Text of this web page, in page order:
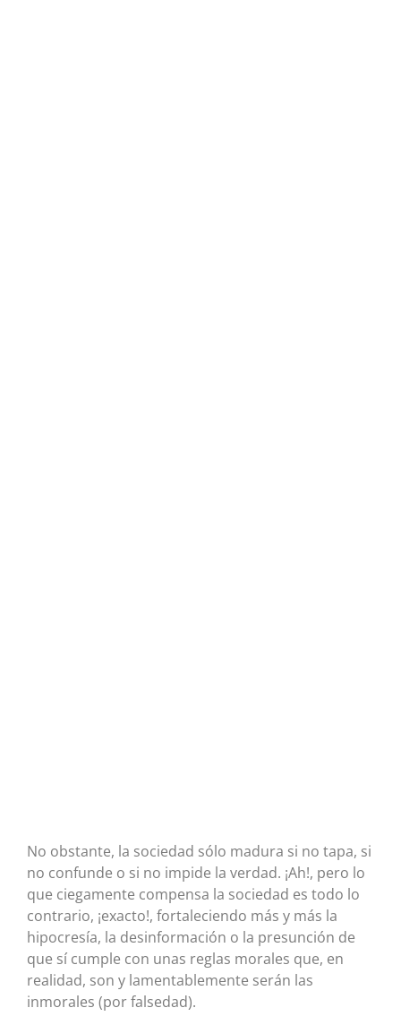
No obstante, la sociedad sólo madura si no tapa, si
no confunde o si no impide la verdad. ¡Ah!, pero lo
que ciegamente compensa la sociedad es todo lo
contrario, ¡exacto!, fortaleciendo más y más la
hipocresía, la desinformación o la presunción de
que sí cumple con unas reglas morales que, en
realidad, son y lamentablemente serán las
inmorales (por falsedad).